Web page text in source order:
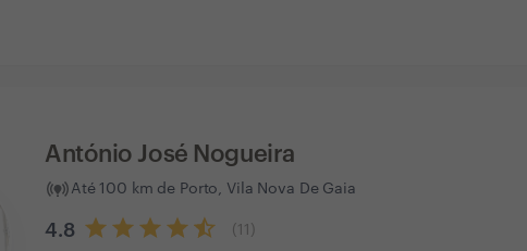
António José Nogueira
Até 100 km de Porto, Vila Nova De Gaia
4.8 ( 11